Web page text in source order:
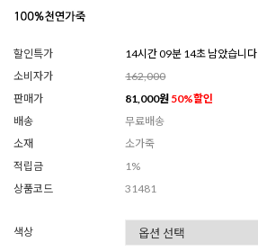
할인특가
14시간 09분 11초 남았습니다
소비자가
162,000
판매가
81,000원 50%할인
배송
무료배송
소재
소가죽
적립금
1%
상품코드
31481
색상